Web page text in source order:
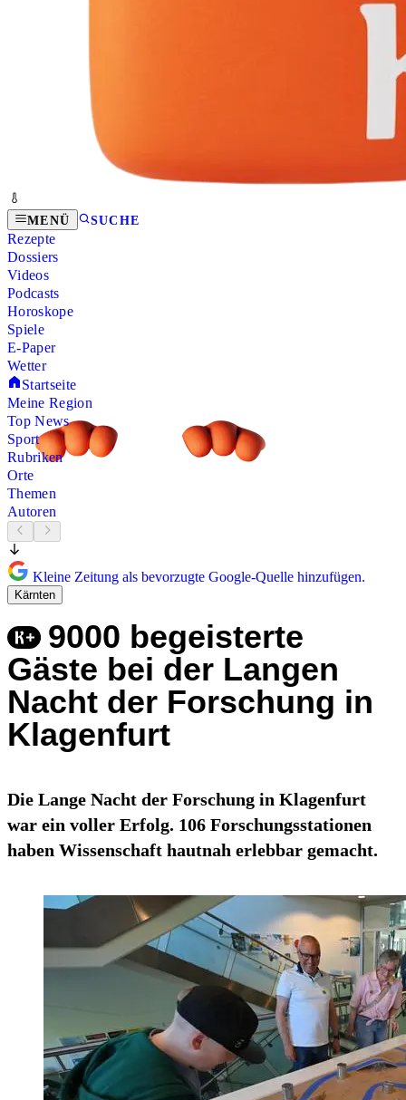
MENÜ SUCHE
Rezepte
Dossiers
Videos
Podcasts
Horoskope
Spiele
E-Paper
Wetter
Startseite
Meine Region
Top News
Sport
Rubriken
Orte
Themen
Autoren
Kleine Zeitung als bevorzugte Google-Quelle hinzufügen.
Kärnten
9000 begeisterte
Gäste bei der Langen
Nacht der Forschung in
Klagenfurt
Die Lange Nacht der Forschung in Klagenfurt
war ein voller Erfolg. 106 Forschungsstationen
haben Wissenschaft hautnah erlebbar gemacht.